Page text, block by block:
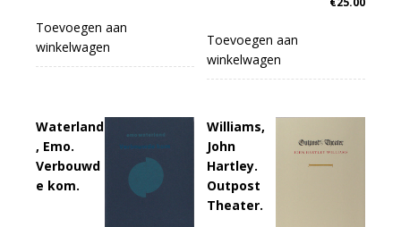
Toevoegen aan
winkelwagen
Toevoegen aan
winkelwagen
Waterland
, Emo.
Verbouwd
e kom.
Williams,
John
Hartley.
Outpost
Theater.